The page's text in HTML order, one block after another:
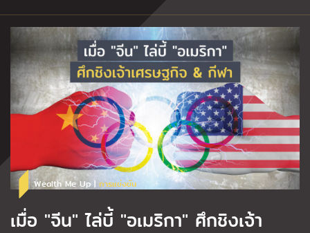
Wealth Me Up | การแข่งขัน
เมื่อ "จีน" ไล่บี้ "อเมริกา" ศึกชิงเจ้า